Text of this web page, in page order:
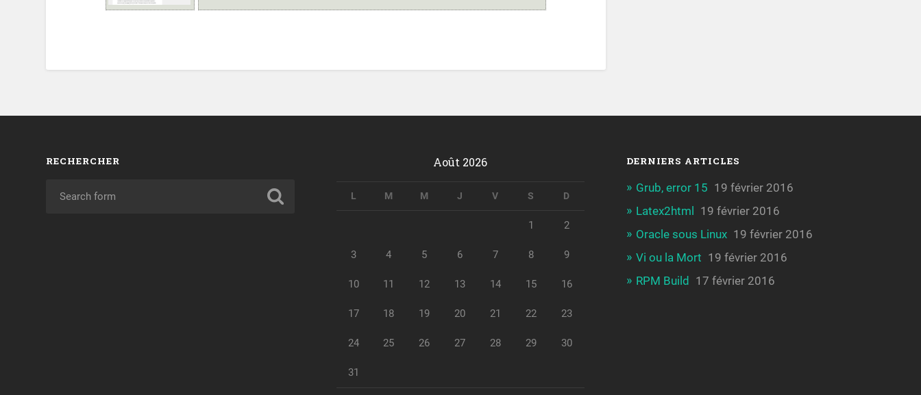
RECHERCHER Août 2026
L M M J V S D
1 2
3 4 5 6 7 8 9
10 11 12 13 14 15 16
17 18 19 20 21 22 23
24 25 26 27 28 29 30
31
DERNIERS ARTICLES
Grub, error 15 19 février 2016
Latex2html
19 février 2016
Oracle sous Linux 19 février 2016
Vi ou la Mort 19 février 2016
RPM Build
17 février 2016